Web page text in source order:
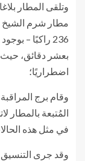
وتلقى المطار
مطار شرم الشيخ
236 راكبًا –
بعشر دقائق، حيث
اضطراريًا؛
وقام برج
المُتبعة بالمطار
في مثل هذه
وقد جرى التنسيق